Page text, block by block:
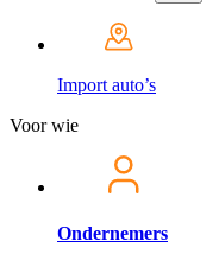
Import auto’s
Voor wie
Ondernemers